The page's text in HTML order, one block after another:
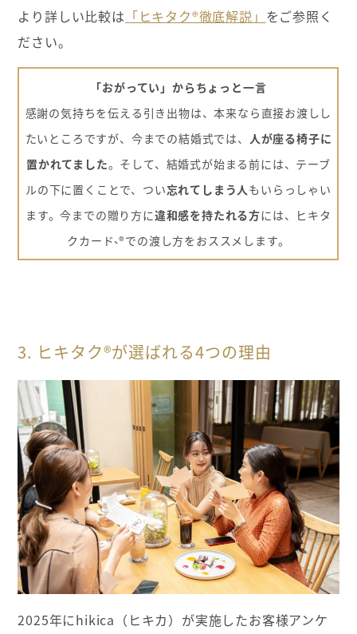
より詳しい比較は 「ヒキタク®徹底解説」 をご参照く
ださい。
「おがってい」からちょっと一言
感謝の気持ちを伝える引き出物は、本来なら直接お渡しし
たいところですが、今までの結婚式では、
人が座る椅子に
置かれてました。そして、結婚式が始まる前には、テーブ
ルの下に置くことで、つい忘れてしまう人 もいらっしゃい
ます。今までの贈り方に違和感を持たれる方には、ヒキタ
クカード˞®での渡し方をおススメします。
3. ヒキタク®が選ばれる4つの理由
2025年にhikica（ヒキカ）が実施したお客様アンケ